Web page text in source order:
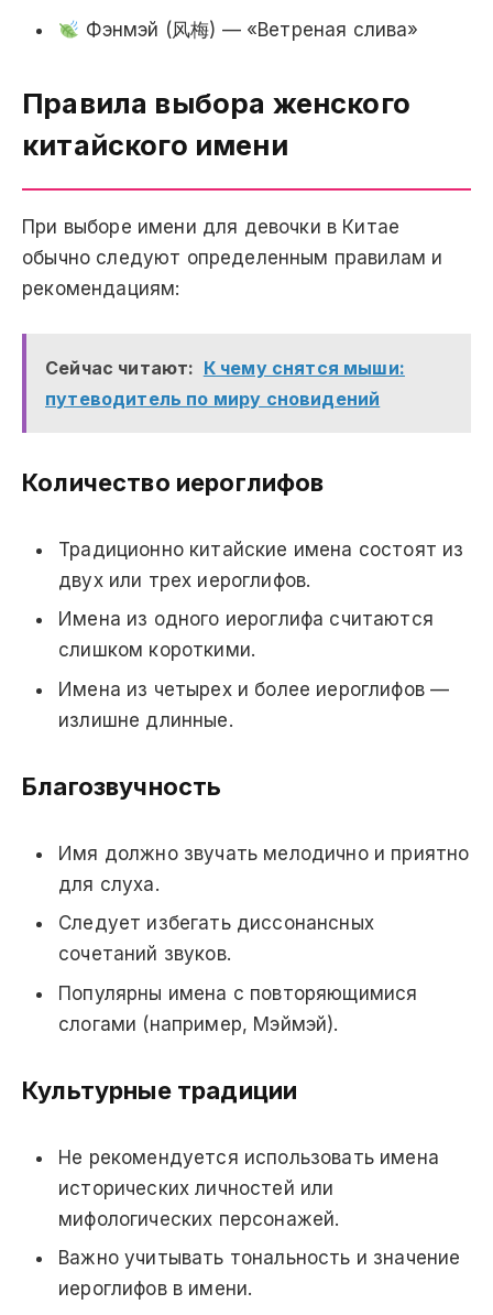
Фэнмэй (风梅) — «Ветреная слива»
Правила выбора женского
китайского имени
При выборе имени для девочки в Китае
обычно следуют определенным правилам и
рекомендациям:
Сейчас читают: К чему снятся мыши:
путеводитель по миру сновидений
Количество иероглифов
Традиционно китайские имена состоят из
двух или трех иероглифов.
Имена из одного иероглифа считаются
слишком короткими.
Имена из четырех и более иероглифов —
излишне длинные.
Благозвучность
Имя должно звучать мелодично и приятно
для слуха.
Следует избегать диссонансных
сочетаний звуков.
Популярны имена с повторяющимися
слогами (например, Мэймэй).
Культурные традиции
Не рекомендуется использовать имена
исторических личностей или
мифологических персонажей.
Важно учитывать тональность и значение
иероглифов в имени.